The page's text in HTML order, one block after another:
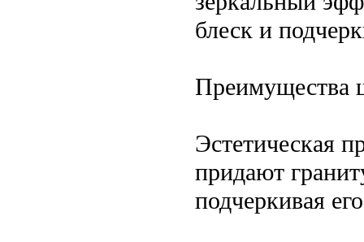
блеск и
Преимущества
Эстетическая
придают
подчеркивая